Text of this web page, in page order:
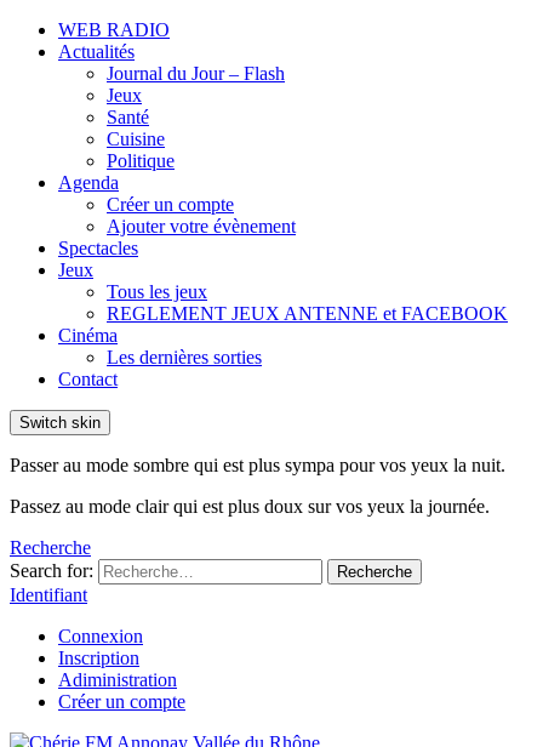
WEB RADIO
Actualités
Journal du Jour – Flash
Jeux
Santé
Cuisine
Politique
Agenda
Créer un compte
Ajouter votre évènement
Spectacles
Jeux
Tous les jeux
REGLEMENT JEUX ANTENNE et FACEBOOK
Cinéma
Les dernières sorties
Contact
Switch skin
Passer au mode sombre qui est plus sympa pour vos yeux la nuit.
Passez au mode clair qui est plus doux sur vos yeux la journée.
Recherche
Search for:
Recherche
Identifiant
Connexion
Inscription
Adiministration
Créer un compte